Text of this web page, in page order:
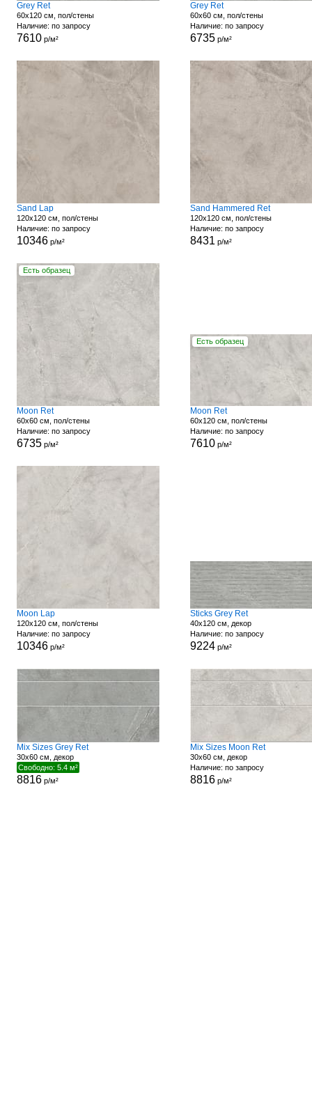
Grey Ret
60x120 см, пол/стены
Наличие: по запросу
7610р/м²
Grey Ret
60x60 см, пол/стены
Наличие: по запросу
6735р/м²
Sand Lap
120x120 см, пол/стены
Наличие: по запросу
10346р/м²
Sand Hammered Ret
120x120 см, пол/стены
Наличие: по запросу
8431 р/м²
Есть образец
Moon Ret
60x60 см, пол/стены
Наличие: по запросу
6735р/м²
Есть образец
Moon Ret
60x120 см, пол/стены
Наличие: по запросу
7610р/м²
Moon Lap
120x120 см, пол/стены
Наличие: по запросу
10346р/м²
Sticks Grey Ret
40x120 см, декор
Наличие: по запросу
9224р/м²
Mix Sizes Grey Ret
30x60 см, декор
Свободно: 5.4 м²
8816р/м²
Mix Sizes Moon Ret
30x60 см, декор
Наличие: по запросу
8816р/м²